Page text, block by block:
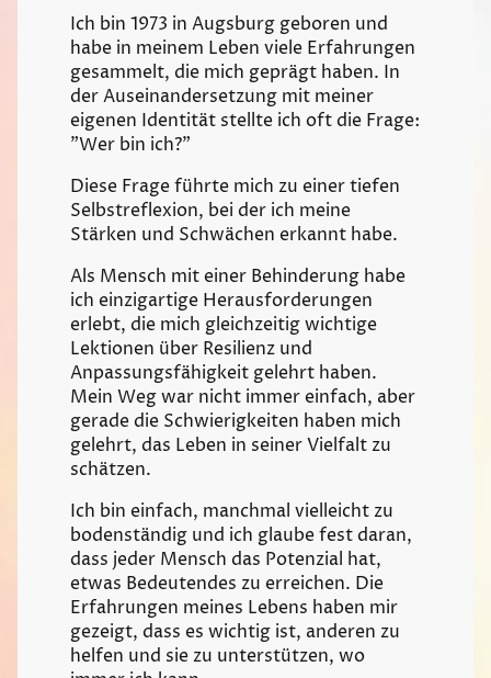
Ich bin 1973 in Augsburg geboren und
habe in meinem Leben viele Erfahrungen
gesammelt, die mich geprägt haben. In
der Auseinandersetzung mit meiner
eigenen Identität stellte ich oft die Frage:
"Wer bin ich?"
Diese Frage führte mich zu einer tiefen
Selbstreflexion, bei der ich meine
Stärken und Schwächen erkannt habe.
Als Mensch mit einer Behinderung habe
ich einzigartige Herausforderungen
erlebt, die mich gleichzeitig wichtige
Lektionen über Resilienz und
Anpassungsfähigkeit gelehrt haben.
Mein Weg war nicht immer einfach, aber
gerade die Schwierigkeiten haben mich
gelehrt, das Leben in seiner Vielfalt zu
schätzen.
Ich bin einfach, manchmal vielleicht zu
bodenständig und ich glaube fest daran,
dass jeder Mensch das Potenzial hat,
etwas Bedeutendes zu erreichen. Die
Erfahrungen meines Lebens haben mir
gezeigt, dass es wichtig ist, anderen zu
helfen und sie zu unterstützen, wo